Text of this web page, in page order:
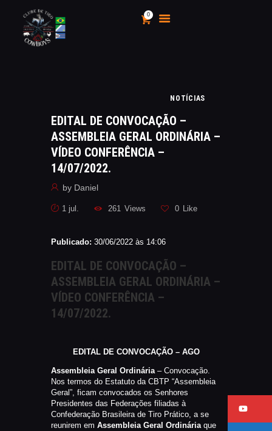
0
CLUBE DE TIRO COWBOYS
CALENDÁRIO E
CAMPEONATOS 2025
INSCRIÇÃO
LOJA
AS VANTAGENS DE SER
APOIO AOS CACS
ÁREA TÉCNICA
CATÁLAGOS
COMPETIÇOES
NORMAS EB
AQUI
RANKING
CERTIFICADO DE CURSOS E
PARTICIPAÇÃO
ESTATUTO
NOTÍCIAS
EDITAL DE CONVOCAÇÃO –
ASSEMBLEIA GERAL ORDINÁRIA –
VÍDEO CONFERÊNCIA –
14/07/2022.
by Daniel
1 jul. 261 Views 0 Like
Publicado: 30/06/2022 às 14:06
EDITAL DE CONVOCAÇÃO –
ASSEMBLEIA GERAL ORDINÁRIA –
VÍDEO CONFERÊNCIA –
14/07/2022.
EDITAL DE CONVOCAÇÃO – AGO
Assembleia Geral Ordinária– Convocação.
Nos termos do Estatuto da CBTP “Assembleia
Geral”, ficam convocados os Senhores
Presidentes das Federações filiadas à
Confederação Brasileira de Tiro Prático, a se
reunirem em Assembleia Geral Ordináriaque